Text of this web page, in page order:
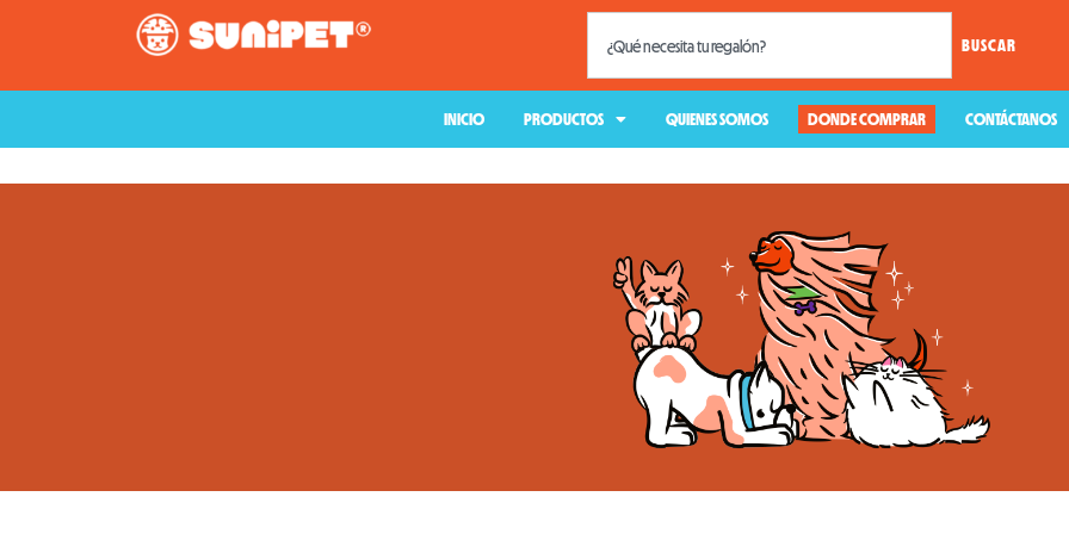
BUSCAR
INICIO PRODUCTOS QUIENES SOMOS DONDE COMPRAR CONTÁCTANOS